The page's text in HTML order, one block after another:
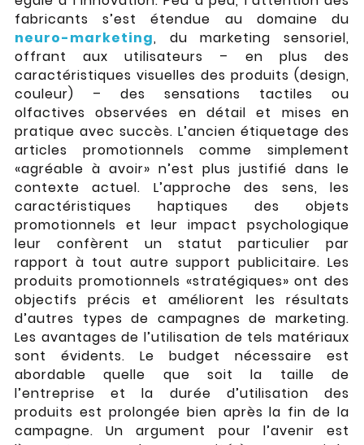
fabricants s’est étendue au domaine du
neuro-marketing, du marketing sensoriel,
offrant aux utilisateurs – en plus des
caractéristiques visuelles des produits (design,
couleur) – des sensations tactiles ou
olfactives observées en détail et mises en
pratique avec succès. L’ancien étiquetage des
articles promotionnels comme simplement
«agréable à avoir» n’est plus justifié dans le
contexte actuel. L’approche des sens, les
caractéristiques haptiques des objets
promotionnels et leur impact psychologique
leur confèrent un statut particulier par
rapport à tout autre support publicitaire. Les
produits promotionnels «stratégiques» ont des
objectifs précis et améliorent les résultats
d’autres types de campagnes de marketing.
Les avantages de l’utilisation de tels matériaux
sont évidents. Le budget nécessaire est
abordable quelle que soit la taille de
l’entreprise et la durée d’utilisation des
produits est prolongée bien après la fin de la
campagne. Un argument pour l’avenir est